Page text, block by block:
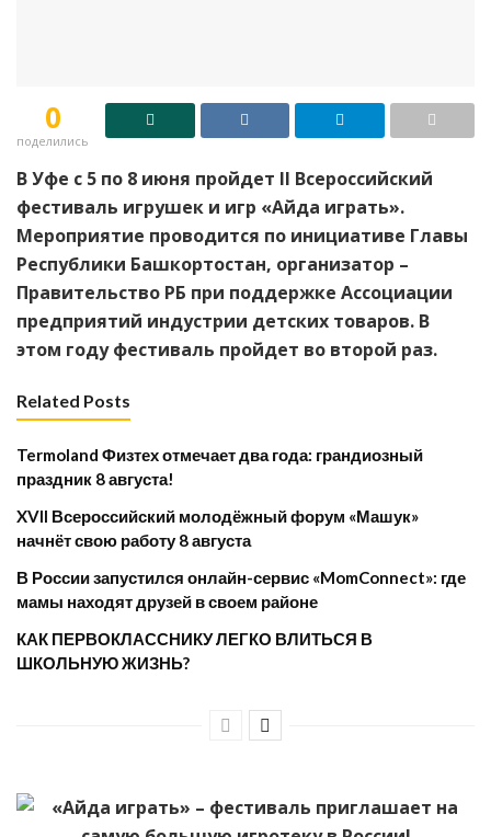
0
поделились
В Уфе с 5 по 8 июня пройдет II Всероссийский
фестиваль игрушек и игр «Айда играть».
Мероприятие проводится по инициативе Главы
Республики Башкортостан, организатор –
Правительство РБ при поддержке Ассоциации
предприятий индустрии детских товаров. В
этом году фестиваль пройдет во второй раз.
Related Posts
Termoland Физтех отмечает два года: грандиозный
праздник 8 августа!
XVII Всероссийский молодёжный форум «Машук»
начнёт свою работу 8 августа
​В России запустился онлайн-сервис «MomConnect»: где
мамы находят друзей в своем районе
КАК ПЕРВОКЛАССНИКУ ЛЕГКО ВЛИТЬСЯ В
ШКОЛЬНУЮ ЖИЗНЬ?